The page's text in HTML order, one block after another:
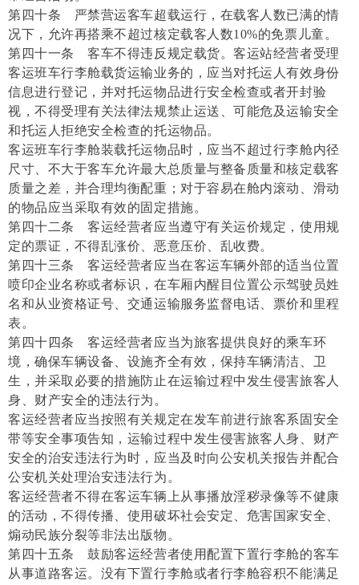
第四十条 严禁营运客车超载运行，在载客人数已满的情
况下，允许再搭乘不超过核定载客人数10%的免票儿童。
第四十一条 客车不得违反规定载货。客运站经营者受理
客运班车行李舱载货运输业务的，应当对托运人有效身份
信息进行登记，并对托运物品进行安全检查或者开封验
视，不得受理有关法律法规禁止运送、可能危及运输安全
和托运人拒绝安全检查的托运物品。
客运班车行李舱装载托运物品时，应当不超过行李舱内径
尺寸、不大于客车允许最大总质量与整备质量和核定载客
质量之差，并合理均衡配重；对于容易在舱内滚动、滑动
的物品应当采取有效的固定措施。
第四十二条 客运经营者应当遵守有关运价规定，使用规
定的票证，不得乱涨价、恶意压价、乱收费。
第四十三条 客运经营者应当在客运车辆外部的适当位置
喷印企业名称或者标识，在车厢内醒目位置公示驾驶员姓
名和从业资格证号、交通运输服务监督电话、票价和里程
表。
第四十四条 客运经营者应当为旅客提供良好的乘车环
境，确保车辆设备、设施齐全有效，保持车辆清洁、卫
生，并采取必要的措施防止在运输过程中发生侵害旅客人
身、财产安全的违法行为。
客运经营者应当按照有关规定在发车前进行旅客系固安全
带等安全事项告知，运输过程中发生侵害旅客人身、财产
安全的治安违法行为时，应当及时向公安机关报告并配合
公安机关处理治安违法行为。
客运经营者不得在客运车辆上从事播放淫秽录像等不健康
的活动，不得传播、使用破坏社会安定、危害国家安全、
煽动民族分裂等非法出版物。
第四十五条 鼓励客运经营者使用配置下置行李舱的客车
从事道路客运。没有下置行李舱或者行李舱容积不能满足